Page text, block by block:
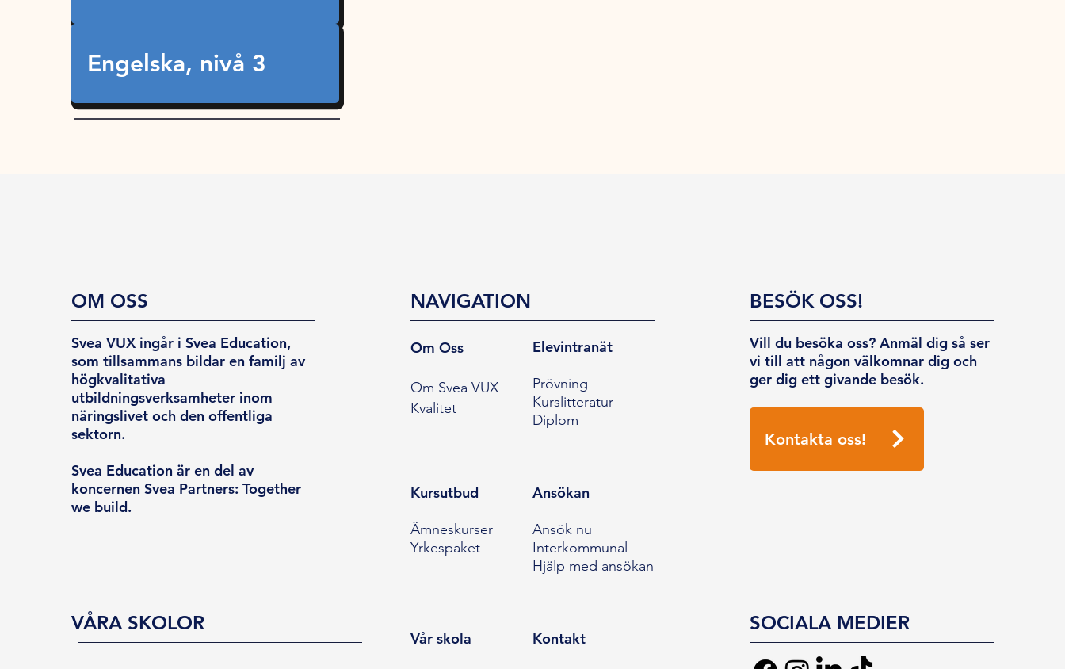
Engelska, nivå 3
OM OSS
Svea VUX ingår i Svea Education,
som tillsammans bildar en familj av
högkvalitativa
utbildningsverksamheter inom
näringslivet och den offentliga
sektorn.
Svea Education är en del av
koncernen Svea Partners: Together
we build.
VÅRA SKOLOR
NAVIGATION
Om Oss
Om Svea VUX
Kvalitet
Elevintranät
Prövning
Kurslitteratur
Diplom
Kursutbud
Ämneskurser
Yrkespaket
Ansökan
Ansök nu
Interkommunal
Hjälp med ansökan
Vår skola Kontakt
BESÖK OSS!
Vill du besöka oss? Anmäl dig så ser
vi till att någon välkomnar dig och
ger dig ett givande besök.
Kontakta oss!
SOCIALA MEDIER